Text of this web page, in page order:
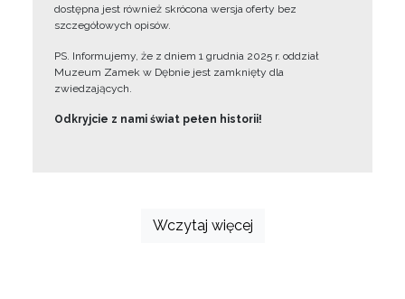
dostępna jest również skrócona wersja oferty bez
szczegółowych opisów.
PS. Informujemy, że z dniem 1 grudnia 2025 r. oddział
Muzeum Zamek w Dębnie jest zamknięty dla
zwiedzających.
Odkryjcie z nami świat pełen historii!
Wczytaj więcej